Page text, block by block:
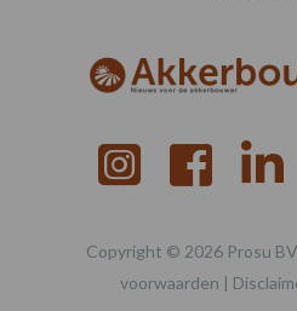
Copyright © 2026 Prosu
voorwaarden |